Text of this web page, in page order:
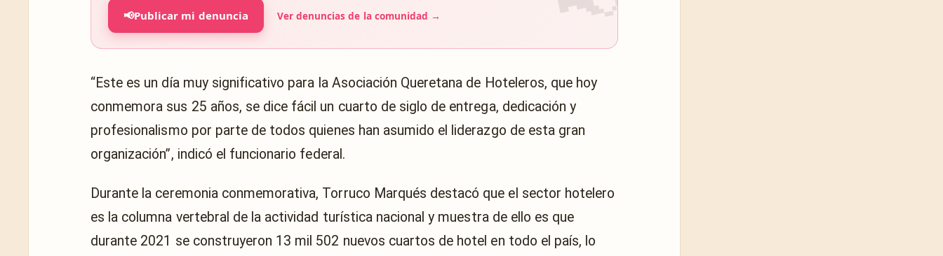
📢Publicar mi denuncia Ver denuncias de la comunidad →
“Este es un día muy significativo para la Asociación Queretana de Hoteleros, que hoy
conmemora sus 25 años, se dice fácil un cuarto de siglo de entrega, dedicación y
profesionalismo por parte de todos quienes han asumido el liderazgo de esta gran
organización”, indicó el funcionario federal.
Durante la ceremonia conmemorativa, Torruco Marqués destacó que el sector hotelero
es la columna vertebral de la actividad turística nacional y muestra de ello es que
durante 2021 se construyeron 13 mil 502 nuevos cuartos de hotel en todo el país, lo